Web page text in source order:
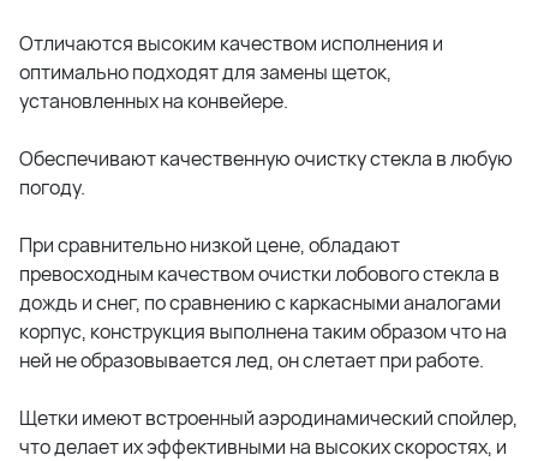
Отличаются высоким качеством исполнения и
оптимально подходят для замены щеток,
установленных на конвейере.
Обеспечивают качественную очистку стекла в любую
погоду.
При сравнительно низкой цене, обладают
превосходным качеством очистки лобового стекла в
дождь и снег, по сравнению с каркасными аналогами
корпус, конструкция выполнена таким образом что на
ней не образовывается лед, он слетает при работе.
Щетки имеют встроенный аэродинамический спойлер,
что делает их эффективными на высоких скоростях, и